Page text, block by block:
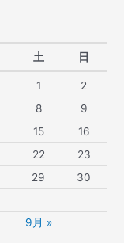
土 日
1
2
8
9
15
16
22
23
29
30
9月 »